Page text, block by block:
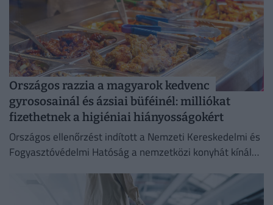
Országos razzia a magyarok kedvenc
gyrososainál és ázsiai büféinél: milliókat
fizethetnek a higiéniai hiányosságokért
Országos ellenőrzést indított a Nemzeti Kereskedelmi és
Fogyasztóvédelmi Hatóság a nemzetközi konyhát kínáló